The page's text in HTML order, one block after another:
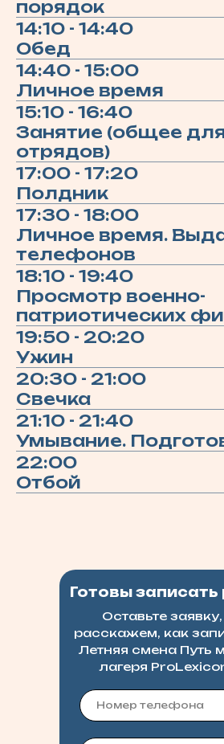
порядок
14:10 - 14:40
Обед
14:40 - 15:00
Личное время
15:10 - 16:40
Занятие (общее
отрядов)
17:00 - 17:20
Полдник
17:30 - 18:00
Личное время.
телефонов
18:10 - 19:40
Просмотр военно-
патриотических
19:50 - 20:20
Ужин
20:30 - 21:00
Свечка
21:10 - 21:40
Умывание.
22:00
Отбой
Оставьте
расскажем, как
Летняя смена Путь
лагеря
Готовы записать